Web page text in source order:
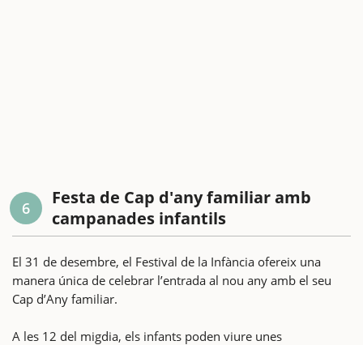
6
Festa de Cap d'any familiar amb
campanades infantils
El 31 de desembre, el Festival de la Infància ofereix una
manera única de celebrar l’entrada al nou any amb el seu
Cap d’Any familiar.
A les 12 del migdia, els infants poden viure unes